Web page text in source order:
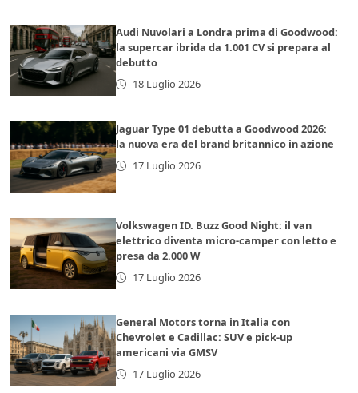
Audi Nuvolari a Londra prima di Goodwood:
la supercar ibrida da 1.001 CV si prepara al
debutto
18 Luglio 2026
Jaguar Type 01 debutta a Goodwood 2026:
la nuova era del brand britannico in azione
17 Luglio 2026
Volkswagen ID. Buzz Good Night: il van
elettrico diventa micro-camper con letto e
presa da 2.000 W
17 Luglio 2026
General Motors torna in Italia con
Chevrolet e Cadillac: SUV e pick-up
americani via GMSV
17 Luglio 2026